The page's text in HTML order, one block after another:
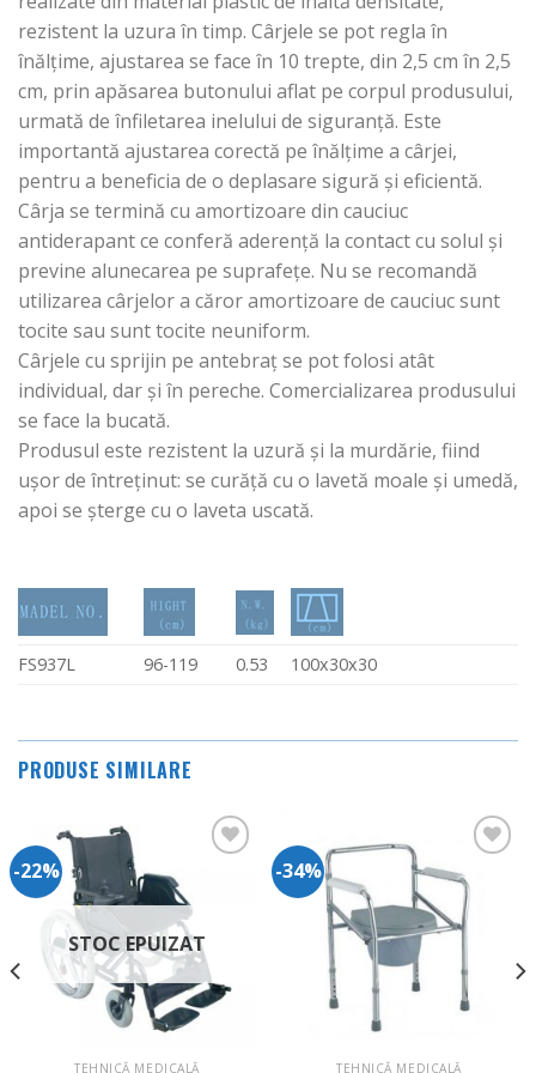
rezistent la uzura în timp. Cârjele se pot regla în
înălțime, ajustarea se face în 10 trepte, din 2,5 cm în 2,5
cm, prin apăsarea butonului aflat pe corpul produsului,
urmată de înfiletarea inelului de siguranță. Este
importantă ajustarea corectă pe înălțime a cârjei,
pentru a beneficia de o deplasare sigură și eficientă.
Cârja se termină cu amortizoare din cauciuc
antiderapant ce conferă aderență la contact cu solul și
previne alunecarea pe suprafețe. Nu se recomandă
utilizarea cârjelor a căror amortizoare de cauciuc sunt
tocite sau sunt tocite neuniform.
Cârjele cu sprijin pe antebraț se pot folosi atât
individual, dar și în pereche. Comercializarea produsului
se face la bucată.
Produsul este rezistent la uzură și la murdărie, fiind
ușor de întreținut: se curăță cu o lavetă moale și umedă,
apoi se șterge cu o laveta uscată.
FS937L 96-119 0.53 100x30x30
PRODUSE SIMILARE
-22%
STOC EPUIZAT
TEHNICĂ MEDICALĂ
-34%
Adauga
Wishlist
TEHNICĂ MEDICALĂ